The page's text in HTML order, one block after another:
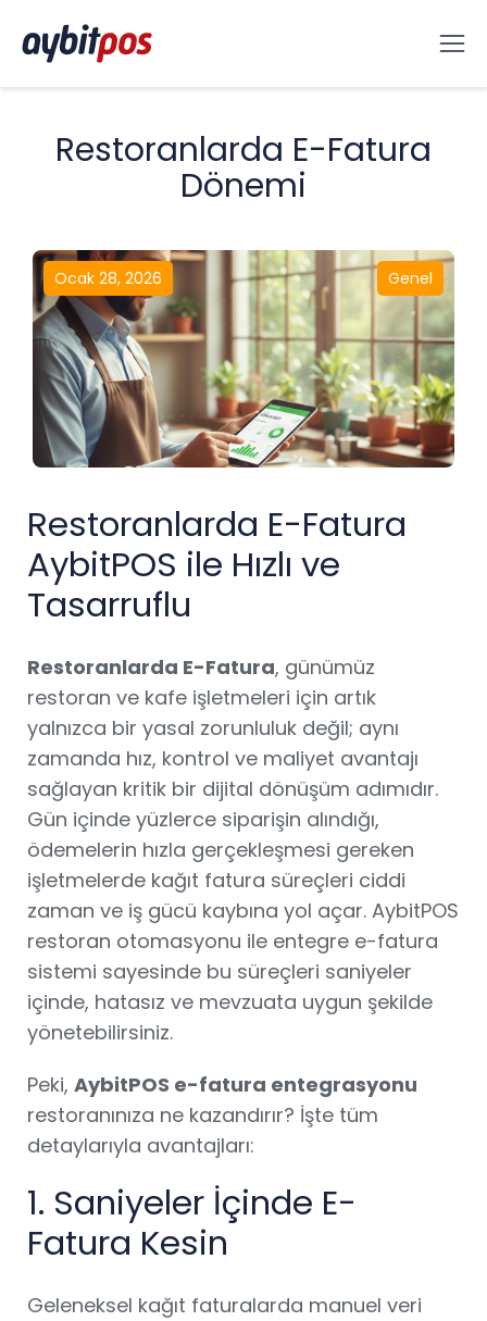
Restoranlarda E-Fatura
Dönemi
Ocak 28, 2026 Genel
Restoranlarda E-Fatura
AybitPOS ile Hızlı ve
Tasarruflu
Restoranlarda E-Fatura, günümüz
restoran ve kafe işletmeleri için artık
yalnızca bir yasal zorunluluk değil; aynı
zamanda hız, kontrol ve maliyet avantajı
sağlayan kritik bir dijital dönüşüm adımıdır.
Gün içinde yüzlerce siparişin alındığı,
ödemelerin hızla gerçekleşmesi gereken
işletmelerde kağıt fatura süreçleri ciddi
zaman ve iş gücü kaybına yol açar. AybitPOS
restoran otomasyonu ile entegre e-fatura
sistemi sayesinde bu süreçleri saniyeler
içinde, hatasız ve mevzuata uygun şekilde
yönetebilirsiniz.
Peki, AybitPOS e-fatura entegrasyonu
restoranınıza ne kazandırır? İşte tüm
detaylarıyla avantajları:
1. Saniyeler İçinde E-
Fatura Kesin
Geleneksel kağıt faturalarda manuel veri